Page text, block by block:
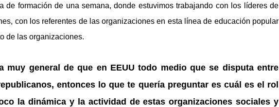
de formación de una semana, donde estuvimos trabajando con los líderes de
con los referentes de las organizaciones en esta línea de educación popular
de las organizaciones.
muy general de que en EEUU todo medio que se disputa entre
entonces lo que te quería preguntar es cuál es el rol
la dinámica y la actividad de estas organizaciones sociales y